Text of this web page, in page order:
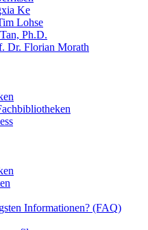
Ke
Lohse
Ph.D.
Dr. Florian Morath
Informationen? (FAQ)